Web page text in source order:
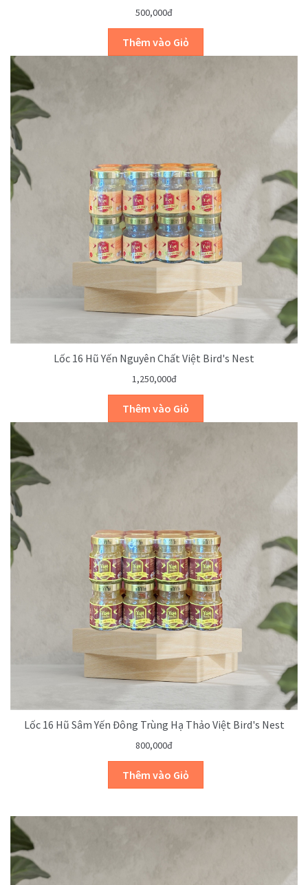
500,000đ
Lốc 16 Hũ Yến Nguyên Chất Việt Bird's Nest
1,250,000đ
Lốc 16 Hũ Sâm Yến Đông Trùng Hạ Thảo Việt Bird's Nest
800,000đ